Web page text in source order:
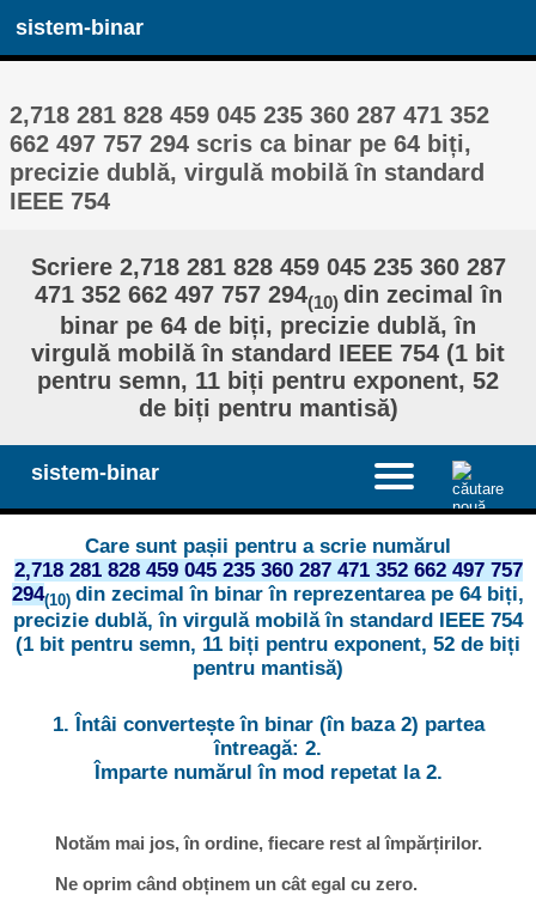
sistem-binar
2,718 281 828 459 045 235 360 287 471 352
662 497 757 294 scris ca binar pe 64 biți,
precizie dublă, virgulă mobilă în standard
IEEE 754
Scriere 2,718 281 828 459 045 235 360 287
471 352 662 497 757 294(10) din zecimal în
binar pe 64 de biți, precizie dublă, în
virgulă mobilă în standard IEEE 754 (1 bit
pentru semn, 11 biți pentru exponent, 52
de biți pentru mantisă)
sistem-binar
Care sunt pașii pentru a scrie numărul
2,718 281 828 459 045 235 360 287 471 352 662 497 757
294(10) din zecimal în binar în reprezentarea pe 64 biți,
precizie dublă, în virgulă mobilă în standard IEEE 754
(1 bit pentru semn, 11 biți pentru exponent, 52 de biți
pentru mantisă)
1. Întâi convertește în binar (în baza 2) partea
întreagă: 2.
Împarte numărul în mod repetat la 2.
Notăm mai jos, în ordine, fiecare rest al împărțirilor.
Ne oprim când obținem un cât egal cu zero.